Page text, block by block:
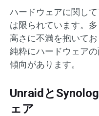
ハードウェアに関し
は限られています。
高さに不満を抱いてお
純粋にハードウェア
傾向があります。
Unraidと
ェア